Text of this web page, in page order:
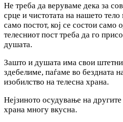
Не треба да веруваме дека за
срце и чистотата на нашето
само постот, кој се состои само
телесниот пост треба да го
душата.
Зашто и душата има свои штетни
здебелиме, паѓаме во бездната
изобилство на телесна храна.
Нејзиното осудување на
храна многу вкусна.